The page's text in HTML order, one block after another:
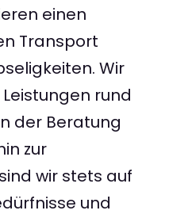
einen
Transport
Wir
rund
der Beratung
zur
wir stets auf
und